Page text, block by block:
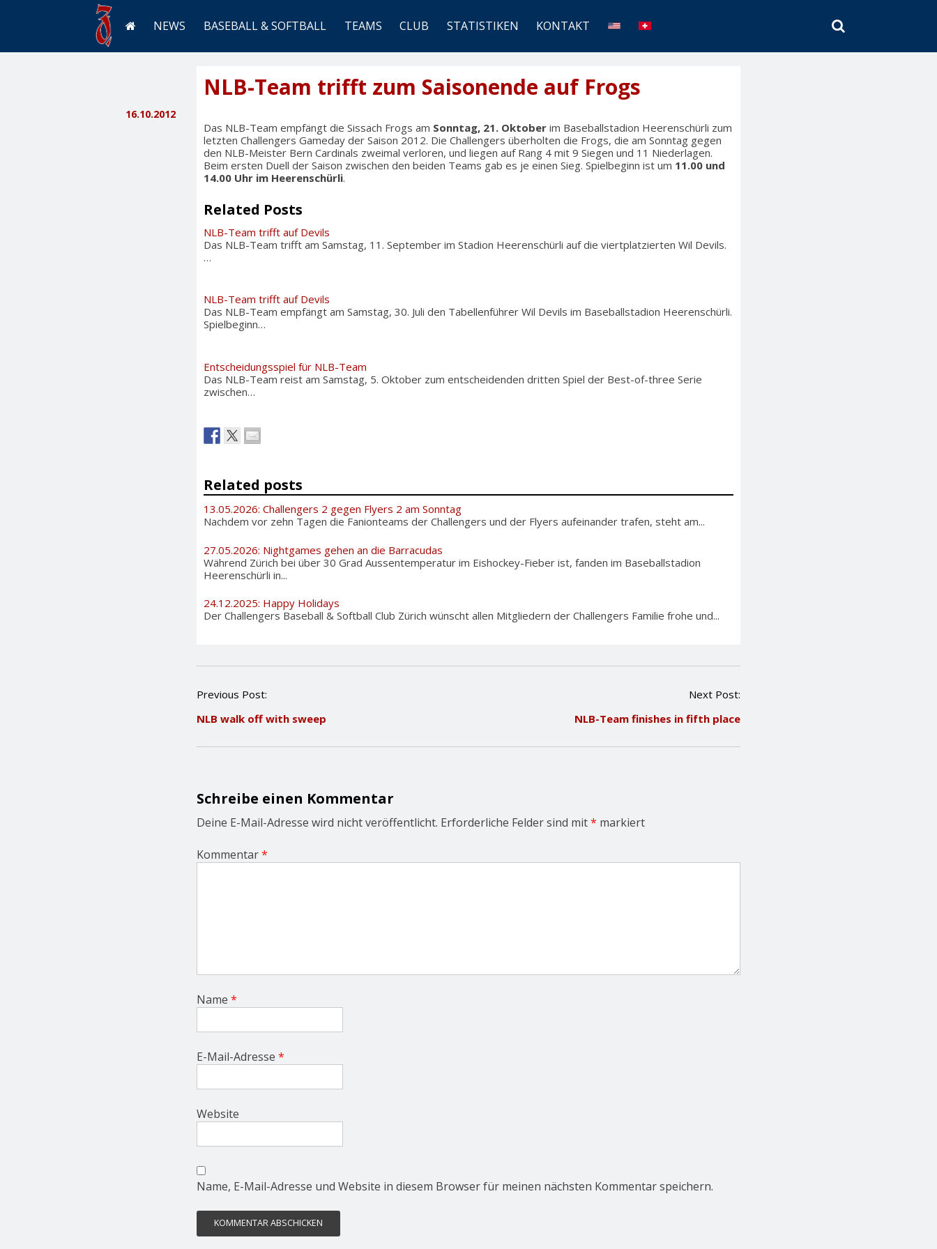
NEWS BASEBALL & SOFTBALL TEAMS CLUB STATISTIKEN KONTAKT
SEARCH
NLB-Team trifft zum Saisonende auf Frogs
16.10.2012
Das NLB-Team empfängt die Sissach Frogs am Sonntag, 21. Oktober im Baseballstadion Heerenschürli zum
letzten Challengers Gameday der Saison 2012. Die Challengers überholten die Frogs, die am Sonntag gegen
den NLB-Meister Bern Cardinals zweimal verloren, und liegen auf Rang 4 mit 9 Siegen und 11 Niederlagen.
Beim ersten Duell der Saison zwischen den beiden Teams gab es je einen Sieg. Spielbeginn ist um 11.00 und
14.00 Uhr im Heerenschürli.
Related Posts
NLB-Team trifft auf Devils
Das NLB-Team trifft am Samstag, 11. September im Stadion Heerenschürli auf die viertplatzierten Wil Devils.
…
NLB-Team trifft auf Devils
Das NLB-Team empfängt am Samstag, 30. Juli den Tabellenführer Wil Devils im Baseballstadion Heerenschürli.
Spielbeginn…
Entscheidungsspiel für NLB-Team
Das NLB-Team reist am Samstag, 5. Oktober zum entscheidenden dritten Spiel der Best-of-three Serie
zwischen…
Related posts
13.05.2026: Challengers 2 gegen Flyers 2 am Sonntag
Nachdem vor zehn Tagen die Fanionteams der Challengers und der Flyers aufeinander trafen, steht am...
27.05.2026: Nightgames gehen an die Barracudas
Während Zürich bei über 30 Grad Aussentemperatur im Eishockey-Fieber ist, fanden im Baseballstadion
Heerenschürli in...
24.12.2025: Happy Holidays
Der Challengers Baseball & Softball Club Zürich wünscht allen Mitgliedern der Challengers Familie frohe und...
P
s
n
i
g
a
o
Previous Post:
NLB walk off with sweep
Next Post:
NLB-Team finishes in fifth place
Schreibe einen Kommentar
Deine E-Mail-Adresse wird nicht veröffentlicht. Erforderliche Felder sind mit* markiert
Kommentar*
Name *
E-Mail-Adresse *
Website
Name, E-Mail-Adresse und Website in diesem Browser für meinen nächsten Kommentar speichern.